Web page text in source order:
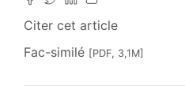
Citer cet article
Fac-similé [PDF, 3,1M]